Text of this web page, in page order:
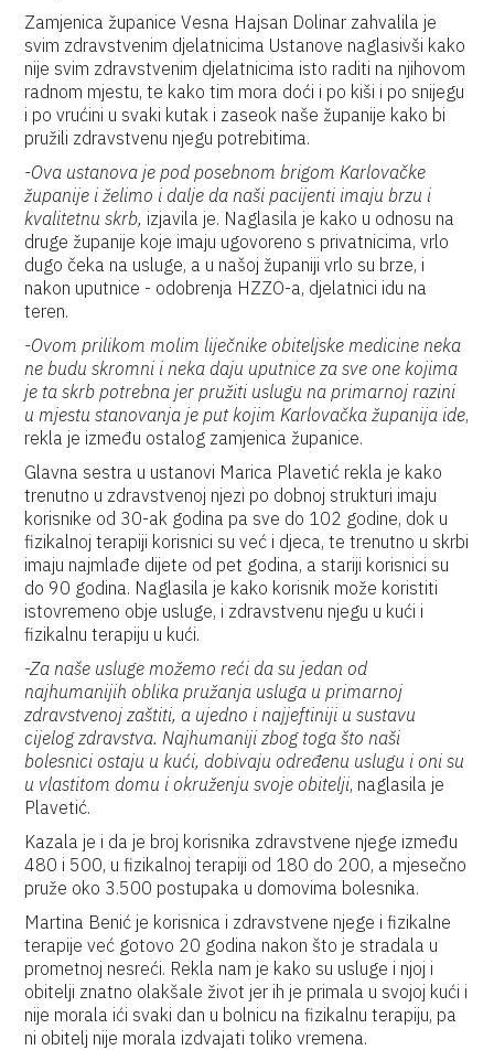
Zamjenica županice Vesna Hajsan Dolinar zahvalila je
svim zdravstvenim djelatnicima Ustanove naglasivši kako
nije svim zdravstvenim djelatnicima isto raditi na njihovom
radnom mjestu, te kako tim mora doći i po kiši i po snijegu
i po vrućini u svaki kutak i zaseok naše županije kako bi
pružili zdravstvenu njegu potrebitima.
-Ova ustanova je pod posebnom brigom Karlovačke
županije i želimo i dalje da naši pacijenti imaju brzu i
kvalitetnu skrb, izjavila je. Naglasila je kako u odnosu na
druge županije koje imaju ugovoreno s privatnicima, vrlo
dugo čeka na usluge, a u našoj županiji vrlo su brze, i
nakon uputnice - odobrenja HZZO-a, djelatnici idu na
teren.
-Ovom prilikom molim liječnike obiteljske medicine neka
ne budu skromni i neka daju uputnice za sve one kojima
je ta skrb potrebna jer pružiti uslugu na primarnoj razini
u mjestu stanovanja je put kojim Karlovačka županija ide,
rekla je između ostalog zamjenica županice.
Glavna sestra u ustanovi Marica Plavetić rekla je kako
trenutno u zdravstvenoj njezi po dobnoj strukturi imaju
korisnike od 30-ak godina pa sve do 102 godine, dok u
fizikalnoj terapiji korisnici su već i djeca, te trenutno u skrbi
imaju najmlađe dijete od pet godina, a stariji korisnici su
do 90 godina. Naglasila je kako korisnik može koristiti
istovremeno obje usluge, i zdravstvenu njegu u kući i
fizikalnu terapiju u kući.
-Za naše usluge možemo reći da su jedan od
najhumanijih oblika pružanja usluga u primarnoj
zdravstvenoj zaštiti, a ujedno i najjeftiniji u sustavu
cijelog zdravstva. Najhumaniji zbog toga što naši
bolesnici ostaju u kući, dobivaju određenu uslugu i oni su
u vlastitom domu i okruženju svoje obitelji, naglasila je
Plavetić.
Kazala je i da je broj korisnika zdravstvene njege između
480 i 500, u fizikalnoj terapiji od 180 do 200, a mjesečno
pruže oko 3.500 postupaka u domovima bolesnika.
Martina Benić je korisnica i zdravstvene njege i fizikalne
terapije već gotovo 20 godina nakon što je stradala u
prometnoj nesreći. Rekla nam je kako su usluge i njoj i
obitelji znatno olakšale život jer ih je primala u svojoj kući i
nije morala ići svaki dan u bolnicu na fizikalnu terapiju, pa
ni obitelj nije morala izdvajati toliko vremena.